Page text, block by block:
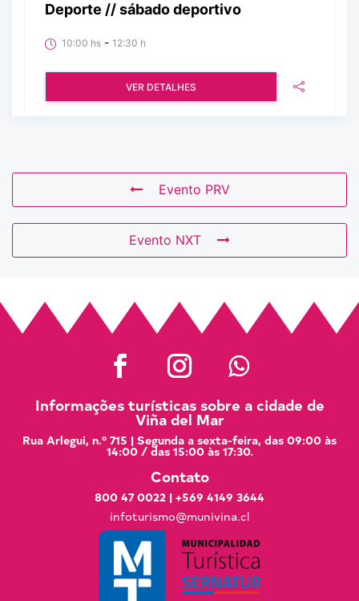
Deporte // sábado deportivo
10:00 hs - 12:30 h
VER DETALHES
Evento PRV
Evento NXT
Informações turísticas sobre a cidade de
Viña del Mar
Rua Arlegui, n.º 715 | Segunda a sexta-feira, das 09:00 às
14:00 / das 15:00 às 17:30.
Contato
800 47 0022 | +569 4149 3644
infoturismo@munivina.cl